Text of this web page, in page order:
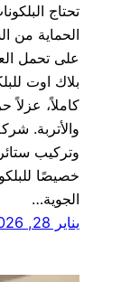
تحتاج
الحماية من
على تحمل
بلاك اوت
كاملاً، عزلاً
والأتربة.
وتركيب
خصيصًا
الجوية…
يناير 28, 2026